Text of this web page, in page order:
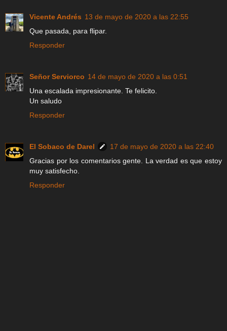
Vicente Andrés 13 de mayo de 2020 a las 22:55
Que pasada, para flipar.
Responder
Señor Serviorco 14 de mayo de 2020 a las 0:51
Una escalada impresionante. Te felicito.
Un saludo
Responder
El Sobaco de Darel
17 de mayo de 2020 a las 22:40
Gracias por los comentarios gente. La verdad es que estoy
muy satisfecho.
Responder